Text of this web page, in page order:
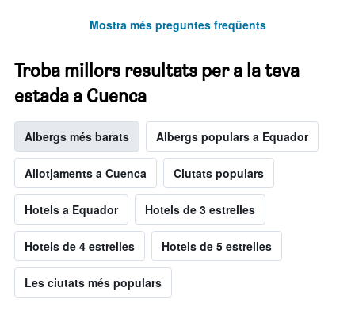
Mostra més preguntes freqüents
Troba millors resultats per a la teva
estada a Cuenca
Albergs més barats Albergs populars a Equador
Allotjaments a Cuenca Ciutats populars
Hotels a Equador Hotels de 3 estrelles
Hotels de 4 estrelles Hotels de 5 estrelles
Les ciutats més populars